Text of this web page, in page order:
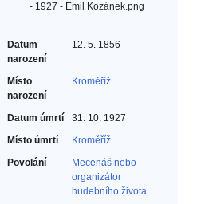
- 1927 - Emil Kozánek.png
Datum
narození
12. 5. 1856
Místo
narození
Kroměříž
Datum úmrtí
31. 10. 1927
Místo úmrtí
Kroměříž
Povolání
Mecenáš nebo
organizátor
hudebního života‎